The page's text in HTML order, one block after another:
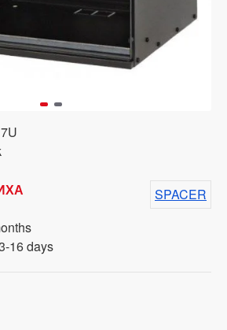
7U
16 days
SPACER